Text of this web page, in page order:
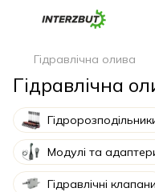
Гідравлічна олива
Гідравлічна
Модулі та
Гідравлічні клапани